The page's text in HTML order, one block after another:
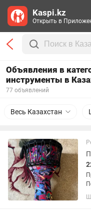
Объявления в
инструменты в
77 объявлений
Весь Казахстан
Kaspi.kz
Открыть в